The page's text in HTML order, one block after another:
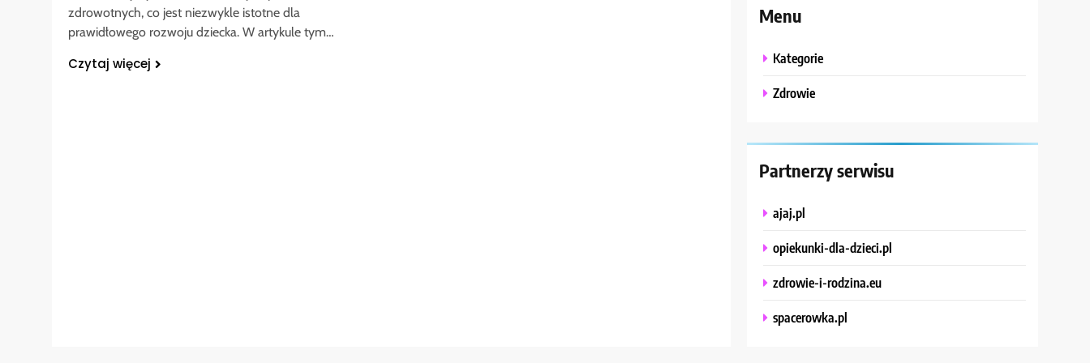
zdrowotnych, co jest niezwykle istotne dla
prawidłowego rozwoju dziecka. W artykule tym…
Czytaj więcej
Menu
Kategorie
Zdrowie
Partnerzy serwisu
ajaj.pl
opiekunki-dla-dzieci.pl
zdrowie-i-rodzina.eu
spacerowka.pl